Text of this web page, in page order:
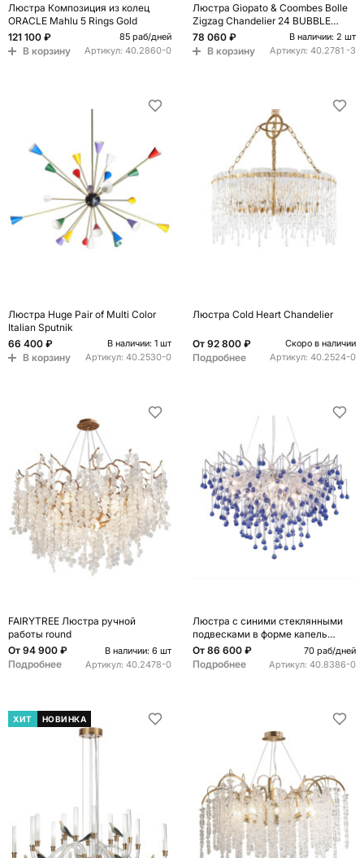
Люстра Композиция из колец
ORACLE Mahlu 5 Rings Gold
121 100 ₽
85 раб/дней
В корзину Артикул: 40.2860-0
Люстра Giopato & Coombes Bolle
Zigzag Chandelier 24 BUBBLE
Linear
78 060 ₽ В наличии: 2 шт
В корзину Артикул: 40.2781 -3
Люстра Huge Pair of Multi Color
Italian Sputnik
66 400 ₽
В наличии: 1 шт
В корзину Артикул: 40.2530-0
Люстра Cold Heart Chandelier
От 92 800 ₽ Скоро в наличии
Подробнее Артикул: 40.2524-0
FAIRYTREE Люстра ручной
работы round
От 94 900 ₽ В наличии: 6 шт
Подробнее Артикул: 40.2478-0
Люстра с синими стеклянными
подвесками в форме капель
FAIRYTREE Light
От 86 600 ₽ 70 раб/дней
Подробнее Артикул: 40.8386-0
ХИТ НОВИНКА